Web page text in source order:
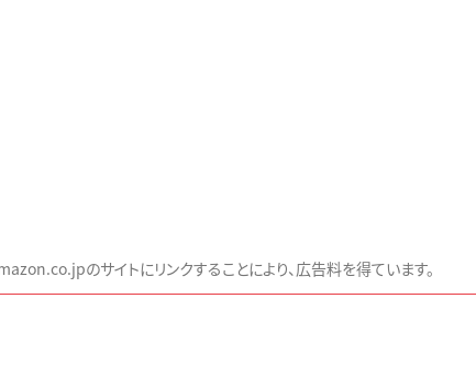
のサイトにリンクすることにより、広告料を得ています。